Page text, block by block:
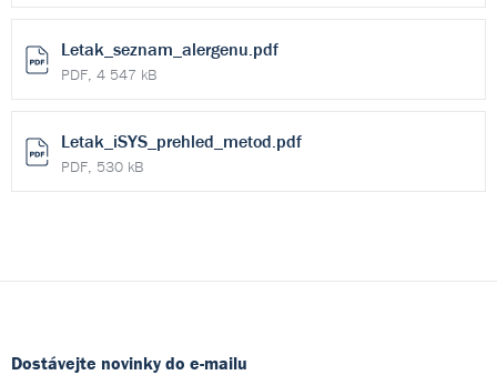
Letak_seznam_alergenu.pdf
PDF, 4 547 kB
Letak_iSYS_prehled_metod.pdf
PDF, 530 kB
Dostávejte novinky do e-mailu